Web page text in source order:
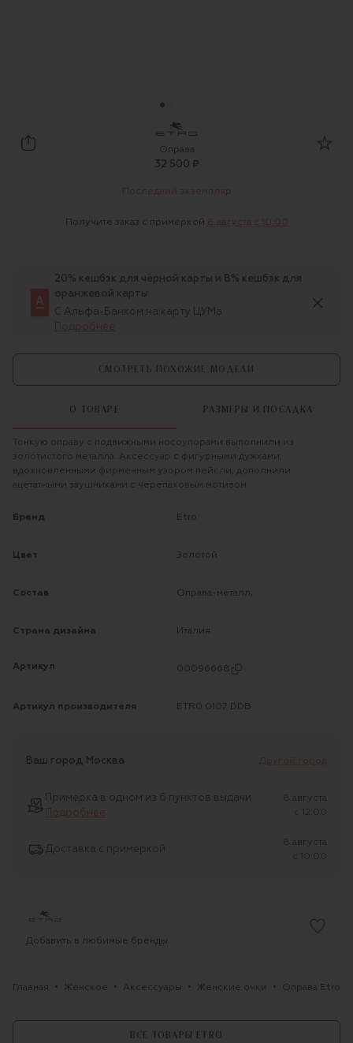
Etro
Оправа
32 500 ₽
Последний экземпляр
Получите заказ с примеркой 8 августа c 10:00
20% кешбэк для чёрной карты и 8% кешбэк для
оранжевой карты
С Альфа-Банком на карту ЦУМа
Подробнее
СМОТРЕТЬ ПОХОЖИЕ МОДЕЛИ
О ТОВАРЕ РАЗМЕРЫ И ПОСАДКА
Тонкую оправу с подвижными носоупорами выполнили из
золотистого металла. Аксессуар с фигурными дужками,
вдохновленными фирменным узором пейсли, дополнили
ацетатными заушниками с черепаховым мотивом.
Бренд Etro
Цвет Золотой
Состав Оправа-металл;
Страна дизайна Италия
Артикул 00096668
Артикул производителя ETR0 0107 DDB
Ваш город Москва Другой город
Примерка в одном из 6 пунктов выдачи
Подробнее
8 августа
c 12:00
Доставка с примеркой
8 августа
c 10:00
Добавить в любимые бренды
Главная Женское Аксессуары Женские очки Оправа Etro
ВСЕ ТОВАРЫ ETRO